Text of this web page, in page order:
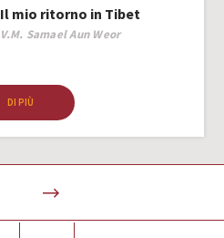
Il mio ritorno in Tibet
Author
V.M. Samael Aun Weor
DI PIÙ